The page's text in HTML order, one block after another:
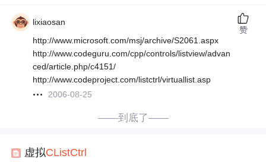
lixiaosan
http://www.microsoft.com/msj/archive/S2061.aspx
http://www.codeguru.com/cpp/controls/listview/advan
ced/article.php/c4151/
http://www.codeproject.com/listctrl/virtuallist.asp
2006-08-25
赞
——到底了——
虚拟CListCtrl